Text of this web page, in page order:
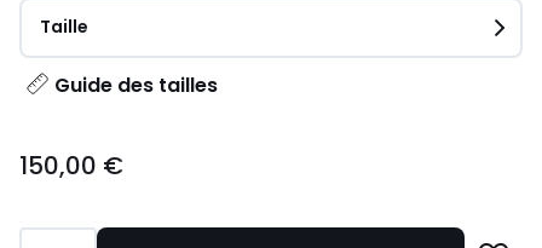
Taille
Guide des tailles
€.
150,00 €